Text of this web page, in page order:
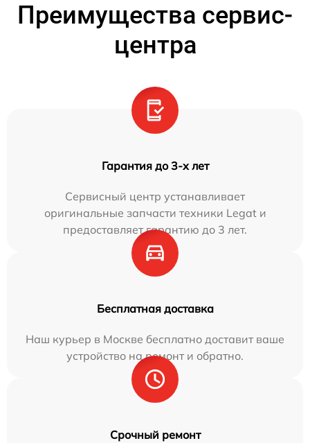
Преимущества сервис-
центра
Гарантия до 3-х лет
Сервисный центр устанавливает
оригинальные запчасти техники Legat и
предоставляет гарантию до 3 лет.
Бесплатная доставка
Наш курьер в Москве бесплатно доставит ваше
устройство на ремонт и обратно.
Срочный ремонт